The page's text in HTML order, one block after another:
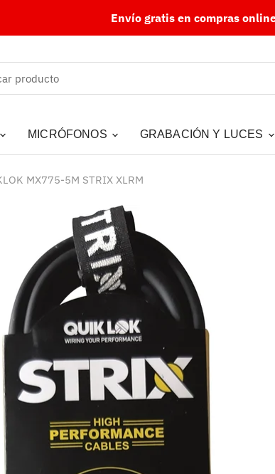
Envío gratis en compras
MICRÓFONOS GRABACIÓN Y LUCES
MX775-5M STRIX XLRM